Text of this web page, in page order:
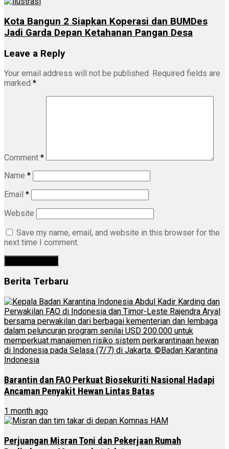
Kota Bangun 2 Siapkan Koperasi dan BUMDes
Jadi Garda Depan Ketahanan Pangan Desa
Leave a Reply
Your email address will not be published. Required fields are
marked *
Comment *
Name *
Email *
Website
Save my name, email, and website in this browser for the
next time I comment.
Berita Terbaru
Barantin dan FAO Perkuat Biosekuriti Nasional Hadapi
Ancaman Penyakit Hewan Lintas Batas
1 month ago
Perjuangan Misran Toni dan Pekerjaan Rumah